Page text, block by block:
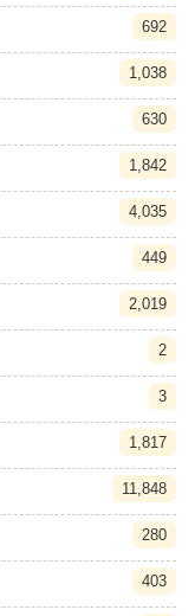
692
1,038
630
1,842
4,035
449
2,019
2
3
1,817
11,848
280
403